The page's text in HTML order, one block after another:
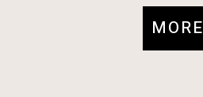
MORE